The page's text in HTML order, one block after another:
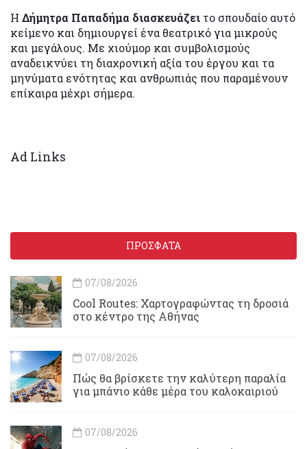
Η Δήμητρα Παπαδήμα διασκευάζει το σπουδαίο αυτό
κείμενο και δημιουργεί ένα θεατρικό για μικρούς
και μεγάλους. Με χιούμορ και συμβολισμούς
αναδεικνύει τη διαχρονική αξία του έργου και τα
μηνύματα ενότητας και ανθρωπιάς που παραμένουν
επίκαιρα μέχρι σήμερα.
Ad Links
ΠΡΟΣΦΑΤΑ
07/08/2026
Cool Routes: Χαρτογραφώντας τη δροσιά
στο κέντρο της Αθήνας
07/08/2026
Πώς θα βρίσκετε την καλύτερη παραλία
για μπάνιο κάθε μέρα του καλοκαιριού
07/08/2026